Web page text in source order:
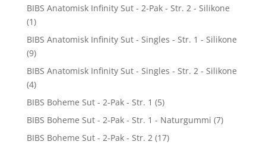
BIBS Anatomisk Infinity Sut - 2-Pak - Str. 2 - Silikone
(1)
BIBS Anatomisk Infinity Sut - Singles - Str. 1 - Silikone
(9)
BIBS Anatomisk Infinity Sut - Singles - Str. 2 - Silikone
(4)
BIBS Boheme Sut - 2-Pak - Str. 1 (5)
BIBS Boheme Sut - 2-Pak - Str. 1 - Naturgummi (7)
BIBS Boheme Sut - 2-Pak - Str. 2 (17)